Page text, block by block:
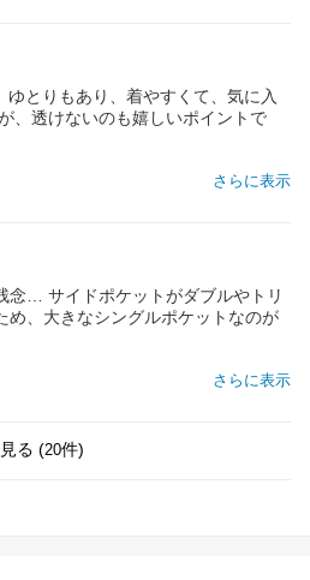
とりもあり、着やすくて、気に入
、透けないのも嬉しいポイントで
さらに表示
念… サイドポケットがダブルやトリ
め、大きなシングルポケットなのが
さらに表示
る (20件)